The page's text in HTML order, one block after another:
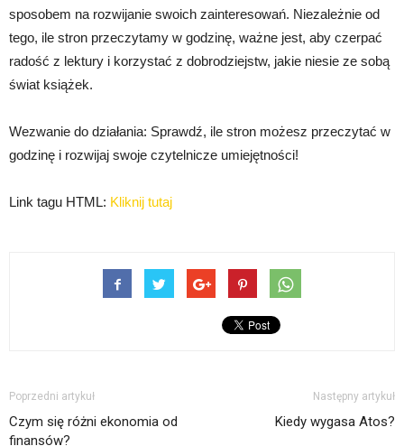
sposobem na rozwijanie swoich zainteresowań. Niezależnie od
tego, ile stron przeczytamy w godzinę, ważne jest, aby czerpać
radość z lektury i korzystać z dobrodziejstw, jakie niesie ze sobą
świat książek.
Wezwanie do działania: Sprawdź, ile stron możesz przeczytać w
godzinę i rozwijaj swoje czytelnicze umiejętności!
Link tagu HTML: Kliknij tutaj
Poprzedni artykuł
Czym się różni ekonomia od
finansów?
Następny artykuł
Kiedy wygasa Atos?